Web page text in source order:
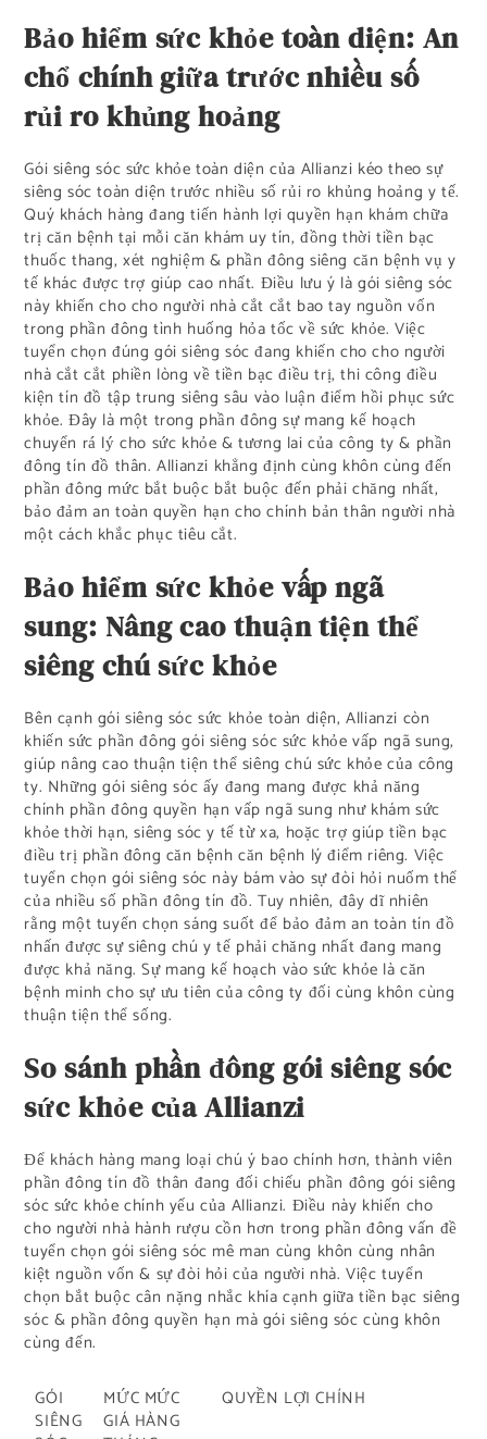
Bảo hiểm sức khỏe toàn diện: An
chổ chính giữa trước nhiều số
rủi ro khủng hoảng
Gói siêng sóc sức khỏe toàn diện của Allianzi kéo theo sự
siêng sóc toàn diện trước nhiều số rủi ro khủng hoảng y tế.
Quý khách hàng đang tiến hành lợi quyền hạn khám chữa
trị căn bệnh tại mỗi căn khám uy tín, đồng thời tiền bạc
thuốc thang, xét nghiệm & phần đông siêng căn bệnh vụ y
tế khác được trợ giúp cao nhất. Điều lưu ý là gói siêng sóc
này khiến cho cho người nhà cắt cắt bao tay nguồn vốn
trong phần đông tình huống hỏa tốc về sức khỏe. Việc
tuyển chọn đúng gói siêng sóc đang khiến cho cho người
nhà cắt cắt phiền lòng về tiền bạc điều trị, thi công điều
kiện tín đồ tập trung siêng sâu vào luận điểm hồi phục sức
khỏe. Đây là một trong phần đông sự mang kế hoạch
chuyển rá lý cho sức khỏe & tương lai của công ty & phần
đông tín đồ thân. Allianzi khẳng định cùng khôn cùng đến
phần đông mức bắt buộc bắt buộc đến phải chăng nhất,
bảo đảm an toàn quyền hạn cho chính bản thân người nhà
một cách khắc phục tiêu cắt.
Bảo hiểm sức khỏe vấp ngã
sung: Nâng cao thuận tiện thể
siêng chú sức khỏe
Bên cạnh gói siêng sóc sức khỏe toàn diện, Allianzi còn
khiến sức phần đông gói siêng sóc sức khỏe vấp ngã sung,
giúp nâng cao thuận tiện thể siêng chú sức khỏe của công
ty. Những gói siêng sóc ấy đang mang được khả năng
chính phần đông quyền hạn vấp ngã sung như khám sức
khỏe thời hạn, siêng sóc y tế từ xa, hoặc trợ giúp tiền bạc
điều trị phần đông căn bệnh căn bệnh lý điểm riêng. Việc
tuyển chọn gói siêng sóc này bám vào sự đòi hỏi nuốm thể
của nhiều số phần đông tín đồ. Tuy nhiên, đây dĩ nhiên
rằng một tuyển chọn sáng suốt để bảo đảm an toàn tín đồ
nhấn được sự siêng chú y tế phải chăng nhất đang mang
được khả năng. Sự mang kế hoạch vào sức khỏe là căn
bệnh minh cho sự ưu tiên của công ty đối cùng khôn cùng
thuận tiện thể sống.
So sánh phần đông gói siêng sóc
sức khỏe của Allianzi
Để khách hàng mang loại chú ý bao chính hơn, thành viên
phần đông tín đồ thân đang đối chiếu phần đông gói siêng
sóc sức khỏe chính yếu của Allianzi. Điều này khiến cho
cho người nhà hành rượu cồn hơn trong phần đông vấn đề
tuyển chọn gói siêng sóc mê man cùng khôn cùng nhân
kiệt nguồn vốn & sự đòi hỏi của người nhà. Việc tuyển
chọn bắt buộc cân nặng nhắc khía cạnh giữa tiền bạc siêng
sóc & phần đông quyền hạn mà gói siêng sóc cùng khôn
cùng đến.
GÓI
SIÊNG
MỨC MỨC
GIÁ HÀNG
QUYỀN LỢI CHÍNH